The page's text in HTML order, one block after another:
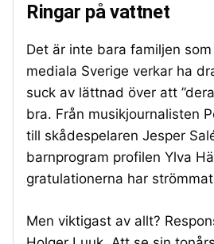
Ringar på vattnet
Det är inte bara familjen
mediala Sverige verkar ha
suck av lättnad över att
bra. Från musikjournalisten
till skådespelaren Jesper
barnprogram profilen Ylva
gratulationerna har
Men viktigast av allt?